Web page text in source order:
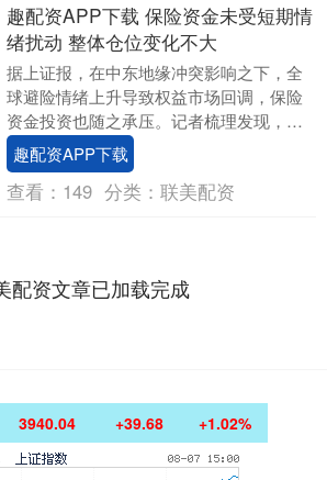
趣配资APP下载 保险资金未受短期情
绪扰动 整体仓位变化不大
据上证报，在中东地缘冲突影响之下，全
球避险情绪上升导致权益市场回调，保险
资金投资也随之承压。记者梳理发现，从
近1个月回报数据来看，近半数权益类保险
资管产品出现亏....
趣配资APP下载
查看： 149 分类： 联美配资
配资文章已加载完成
3940.04 +39.68 +1.02%